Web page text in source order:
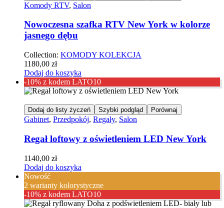
Komody RTV, Salon
Nowoczesna szafka RTV New York w kolorze
jasnego dębu
Collection: KOMODY KOLEKCJA
1180,00 zł
Dodaj do koszyka
-10% z kodem LATO10
Dodaj do listy życzeń Szybki podgląd Porównaj
Gabinet, Przedpokój, Regały, Salon
Regał loftowy z oświetleniem LED New York
1140,00 zł
Dodaj do koszyka
Nowość
2 warianty kolorystyczne
-10% z kodem LATO10